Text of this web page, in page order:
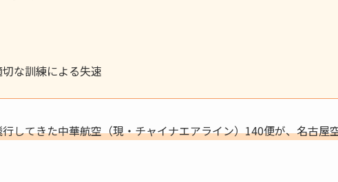
な訓練による失速
してきた中華航空（現・チャイナエアライン）140便が、名古屋